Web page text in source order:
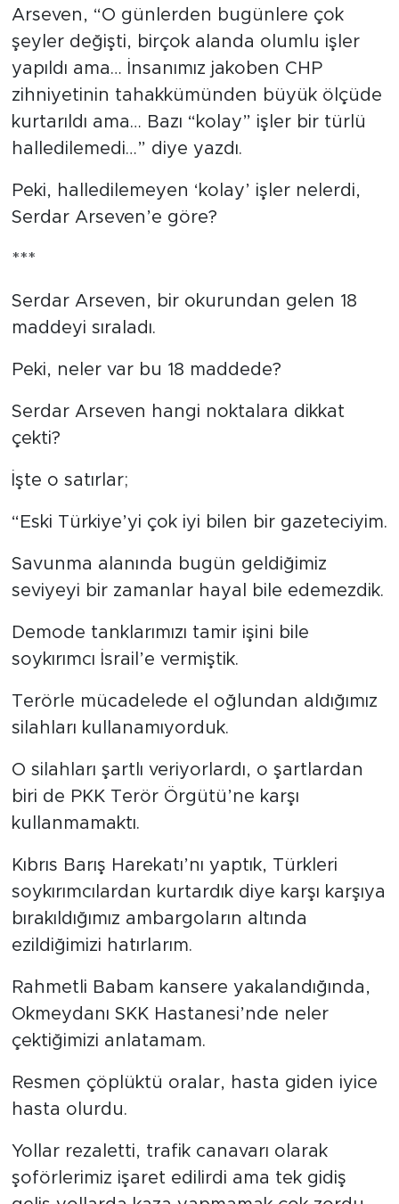
Arseven, “O günlerden bugünlere çok
şeyler değişti, birçok alanda olumlu işler
yapıldı ama… İnsanımız jakoben CHP
zihniyetinin tahakkümünden büyük ölçüde
kurtarıldı ama… Bazı “kolay” işler bir türlü
halledilemedi…” diye yazdı.
Peki, halledilemeyen ‘kolay’ işler nelerdi,
Serdar Arseven’e göre?
***
Serdar Arseven, bir okurundan gelen 18
maddeyi sıraladı.
Peki, neler var bu 18 maddede?
Serdar Arseven hangi noktalara dikkat
çekti?
İşte o satırlar;
“Eski Türkiye’yi çok iyi bilen bir gazeteciyim.
Savunma alanında bugün geldiğimiz
seviyeyi bir zamanlar hayal bile edemezdik.
Demode tanklarımızı tamir işini bile
soykırımcı İsrail’e vermiştik.
Terörle mücadelede el oğlundan aldığımız
silahları kullanamıyorduk.
O silahları şartlı veriyorlardı, o şartlardan
biri de PKK Terör Örgütü’ne karşı
kullanmamaktı.
Kıbrıs Barış Harekatı’nı yaptık, Türkleri
soykırımcılardan kurtardık diye karşı karşıya
bırakıldığımız ambargoların altında
ezildiğimizi hatırlarım.
Rahmetli Babam kansere yakalandığında,
Okmeydanı SKK Hastanesi’nde neler
çektiğimizi anlatamam.
Resmen çöplüktü oralar, hasta giden iyice
hasta olurdu.
Yollar rezaletti, trafik canavarı olarak
şoförlerimiz işaret edilirdi ama tek gidiş